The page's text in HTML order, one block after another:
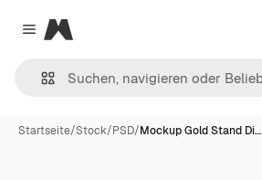
Close menu
Magnific
Startseite/Stock/PSD/Mockup Gold Stand Di…